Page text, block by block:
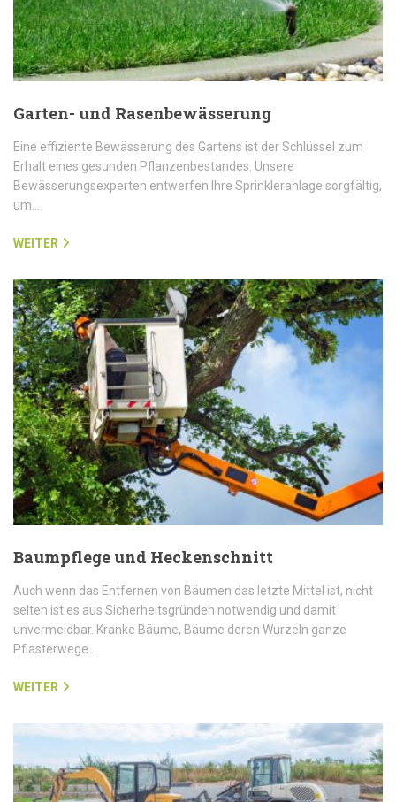
Garten- und Rasenbewässerung
Eine effiziente Bewässerung des Gartens ist der Schlüssel zum
Erhalt eines gesunden Pflanzenbestandes. Unsere
Bewässerungsexperten entwerfen Ihre Sprinkleranlage sorgfältig,
um…
WEITER
Baumpflege und Heckenschnitt
Auch wenn das Entfernen von Bäumen das letzte Mittel ist, nicht
selten ist es aus Sicherheitsgründen notwendig und damit
unvermeidbar. Kranke Bäume, Bäume deren Wurzeln ganze
Pflasterwege…
WEITER